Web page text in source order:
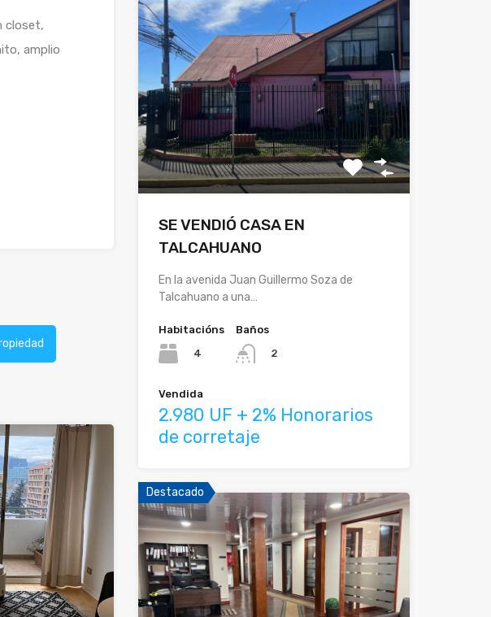
closet,
amplio
SE VENDIÓ CASA EN
TALCAHUANO
En la avenida Juan Guillermo Soza de
Talcahuano a una…
Habitacións
4
Baños
2
Vendida
2.980 UF + 2% Honorarios
de corretaje
Destacado